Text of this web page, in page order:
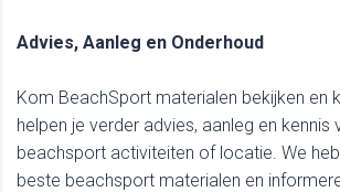
Advies, Aanleg en Onderhoud
Kom BeachSport materialen bekijken en
helpen je verder advies, aanleg en kennis
beachsport activiteiten of locatie. We
beste beachsport materialen en